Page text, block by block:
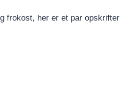
frokost, her er et par opskrifter